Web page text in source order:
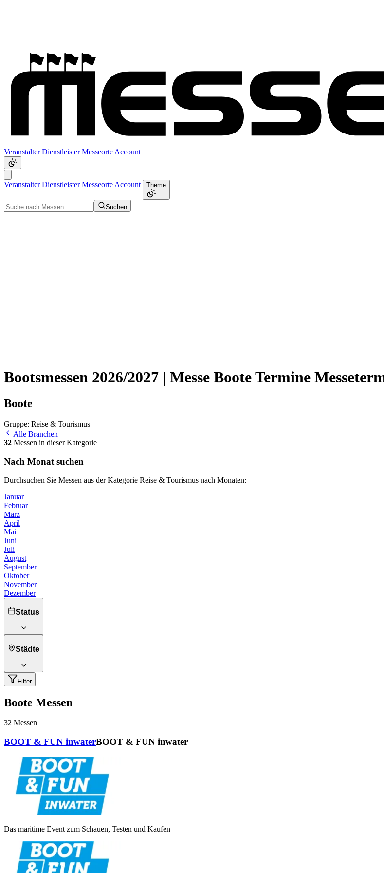
VeranstalterDienstleisterMesseorte Account
VeranstalterDienstleisterMesseorte Account Theme
Suchen
Bootsmessen 2026/2027 | Messe Boote Termine
Boote
Gruppe: Reise & Tourismus
Alle Branchen
32 Messen in dieser Kategorie
Nach Monat suchen
Durchsuchen Sie Messen aus der Kategorie Reise & Tourismus nach Monaten:
Januar
Februar
März
April
Mai
Juni
Juli
August
September
Oktober
November
Dezember
Status
Städte
Filter
Boote Messen
32 Messen
BOOT & FUN inwaterBOOT & FUN inwater
Das maritime Event zum Schauen, Testen und Kaufen